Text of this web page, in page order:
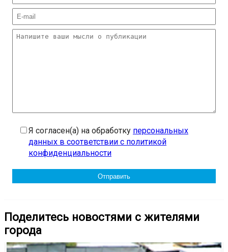
Я согласен(а) на обработку персональных
данных в соответствии с политикой
конфиденциальности
Поделитесь новостями с жителями
города